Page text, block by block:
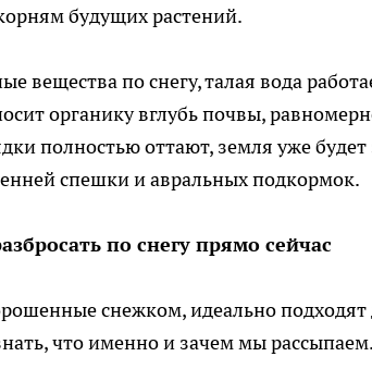
будущих растений.
вещества по снегу, талая вода
органику вглубь почвы,
полностью оттают, земля уже
спешки и авральных подкормок.
по снегу прямо сейчас
снежком, идеально подходят
что именно и зачем мы рассыпаем.